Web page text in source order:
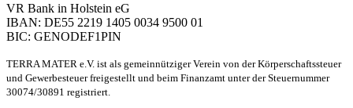
VR Bank in Holstein eG
IBAN: DE55 2219 1405 0034 9500 01
BIC: GENODEF1PIN
TERRA MATER e.V. ist als gemeinnütziger Verein von der Körperschaftssteuer
und Gewerbesteuer freigestellt und beim Finanzamt unter der Steuernummer
30074/30891 registriert.